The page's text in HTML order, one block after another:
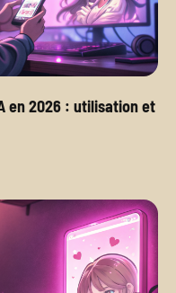
en 2026 : utilisation et